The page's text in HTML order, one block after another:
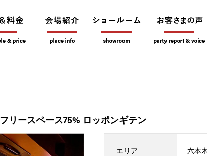
フリースペース75% ロッポンギテン
エリア 六本